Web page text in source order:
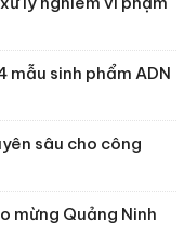
mẫu sinh phẩm ADN
sâu cho công
mừng Quảng Ninh